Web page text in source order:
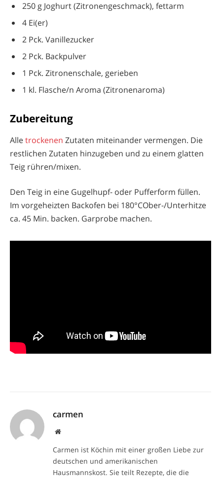
250 g Joghurt (Zitronengeschmack), fettarm
4 Ei(er)
2 Pck. Vanillezucker
2 Pck. Backpulver
1 Pck. Zitronenschale, gerieben
1 kl. Flasche/n Aroma (Zitronenaroma)
Zubereitung
Alletrockenen Zutaten miteinander vermengen. Die
restlichen Zutaten hinzugeben und zu einem glatten
Teig rühren/mixen.
Den Teig in eine Gugelhupf- oder Pufferform füllen.
Im vorgeheizten Backofen bei 180°COber-/Unterhitze
ca. 45 Min. backen. Garprobe machen.
carmen
Website
Carmen ist Köchin mit einer großen Liebe zur
deutschen und amerikanischen
Hausmannskost. Sie teilt Rezepte, die die